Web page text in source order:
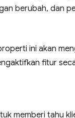
berubah, dan
ini akan
fitur
memberi tahu